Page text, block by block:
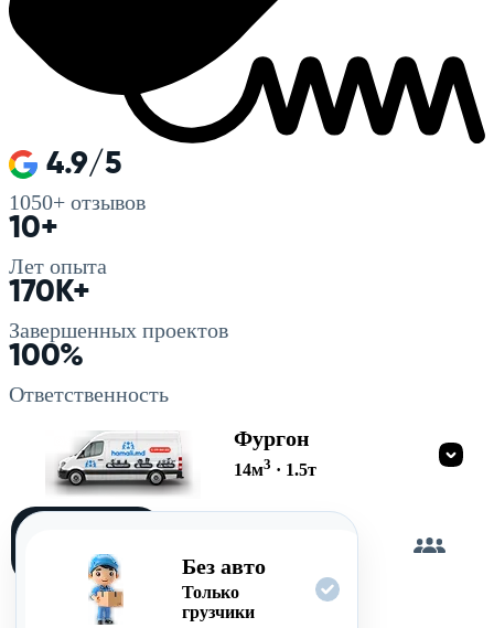
4.9/5
1050+ отзывов
10+
Лет опыта
170K+
Завершенных проектов
100%
Ответственность
Фургон
14м3 · 1.5т
Без авто
Только
грузчики